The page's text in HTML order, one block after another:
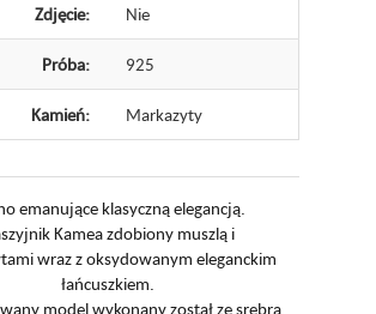
Zdjęcie: Nie
Próba: 925
Kamień: Markazyty
emanujące klasyczną elegancją.
Kamea zdobiony muszlą i
wraz z oksydowanym eleganckim
łańcuszkiem.
model wykonany został ze srebra